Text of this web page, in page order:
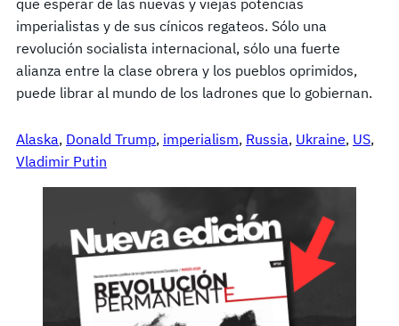
imperialistas y de sus cínicos regateos. Sólo una
revolución socialista internacional, sólo una fuerte
alianza entre la clase obrera y los pueblos oprimidos,
puede librar al mundo de los ladrones que lo gobiernan.
Alaska, Donald Trump, imperialism, Russia, Ukraine, US
Vladimir Putin